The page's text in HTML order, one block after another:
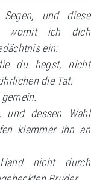
und diese
womit ich dich
ein:
du hegst, nicht
die Tat.
und dessen Wahl
klammer ihn an
nicht durch